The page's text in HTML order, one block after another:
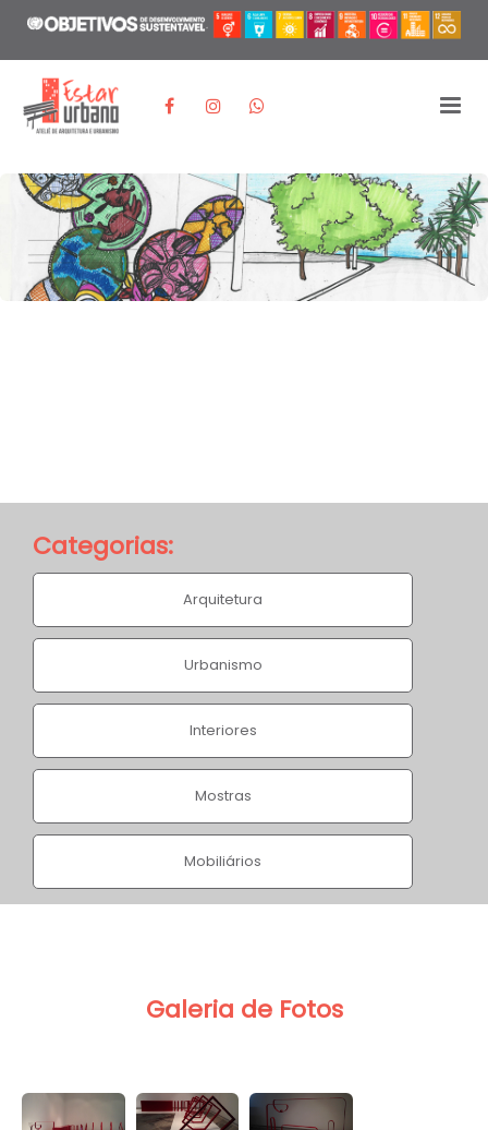
Bienal Brasileira de
Design 2015
Home / Projetos / Bienal Brasileira de Design 2015
Categorias:
Arquitetura
Urbanismo
Interiores
Mostras
Mobiliários
Galeria de Fotos